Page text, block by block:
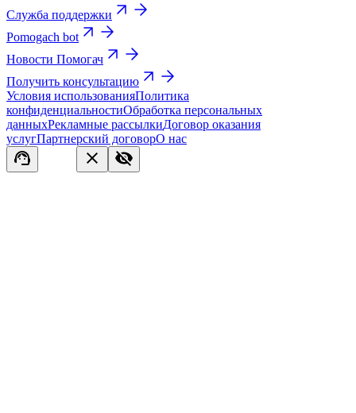
Служба поддержки
Pomogach bot
Новости Помогач
Получить консультацию
Условия использованияПолитика
конфиденциальностиОбработка персональных
данныхРекламные рассылкиДоговор оказания
услугПартнерский договорО нас